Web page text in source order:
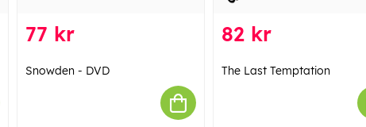
77 kr
Snowden - DVD
82 kr
The Last Temptation